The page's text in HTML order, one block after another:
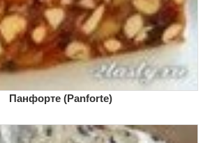
Панфорте (Panforte)